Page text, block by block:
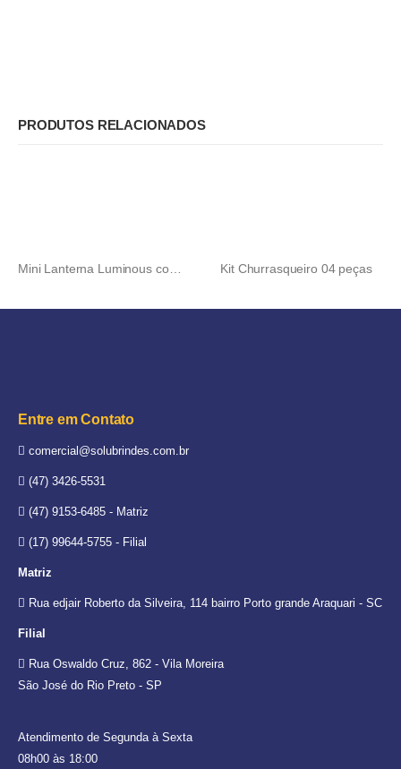
PRODUTOS RELACIONADOS
Kit Churrasqueiro 04 peças
Entre em Contato
comercial@solubrindes.com.br
(47) 3426-5531
(47) 9153-6485 - Matriz
(17) 99644-5755 - Filial
Matriz
Rua edjair Roberto da Silveira, 114 bairro Porto grande Araquari - SC
Filial
Rua Oswaldo Cruz, 862 - Vila Moreira
São José do Rio Preto - SP
Atendimento de Segunda à Sexta
08h00 às 18:00